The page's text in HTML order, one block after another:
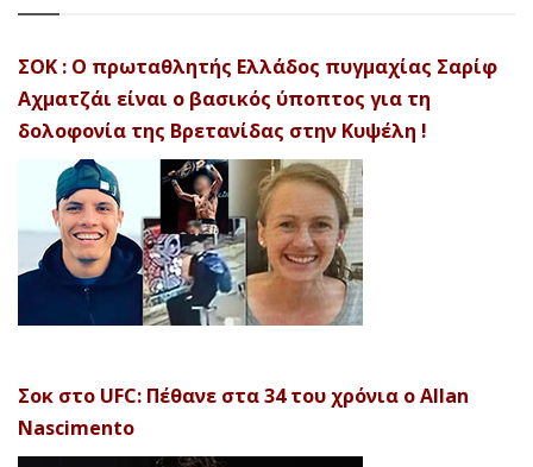
ΣΟΚ : Ο πρωταθλητής Ελλάδος πυγμαχίας Σαρίφ
Αχματζάι είναι ο βασικός ύποπτος για τη
δολοφονία της Βρετανίδας στην Κυψέλη !
Σοκ στο UFC: Πέθανε στα 34 του χρόνια ο Allan
Nascimento